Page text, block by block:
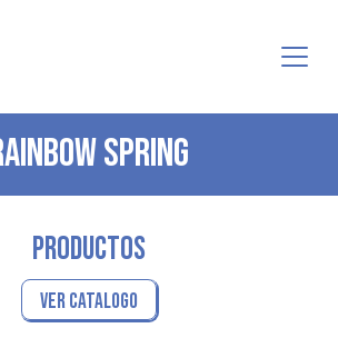
SPRING
PRODUCTOS
VER CATALOGO